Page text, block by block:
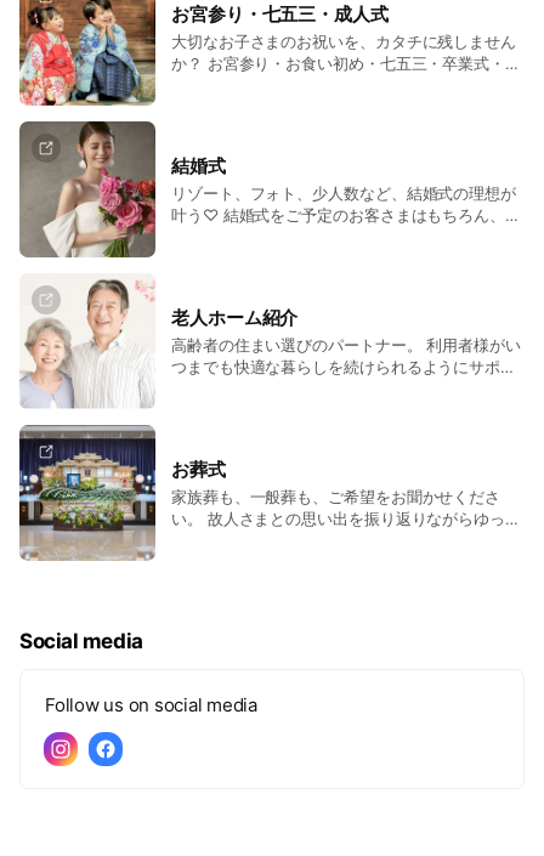
お宮参り・七五三・成人式
大切なお子さまのお祝いを、カタチに残しません
か？ お宮参り・お食い初め・七五三・卒業式・成
結婚式
リゾート、フォト、少人数など、結婚式の理想が
叶う♡ 結婚式をご予定のお客さまはもちろん、ま
老人ホーム紹介
高齢者の住まい選びのパートナー。 利用者様がい
つまでも快適な暮らしを続けられるようにサポー
お葬式
家族葬も、一般葬も、ご希望をお聞かせくださ
い。 故人さまとの思い出を振り返りながらゆっく
Social media
Follow us on social media